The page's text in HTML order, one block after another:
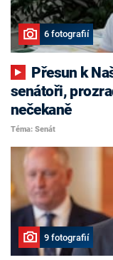
6 fotografií
senátoři,
nečekaně
Téma: Senát
9 fotografií